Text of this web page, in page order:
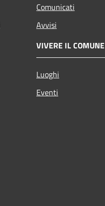
Comunicati
Avvisi
VIVERE IL COMUNE
Luoghi
Eventi